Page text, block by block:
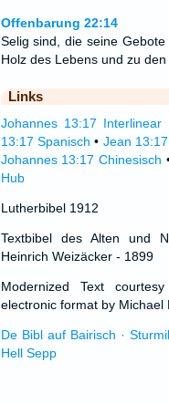
Offenbarung 22:14
Selig sind, die seine
Holz des Lebens und zu
Links
Johannes 13:17 Interlinear
13:17 Spanisch • Jean
Johannes 13:17 Chinesisch
Hub
Lutherbibel 1912
Textbibel des Alten und
Heinrich Weizäcker - 1899
Modernized Text
electronic format by Michael
De Bibl auf Bairisch ·
Hell Sepp